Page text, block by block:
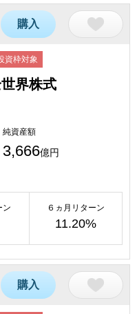
購入
資枠対象
界株式
純資産額
3,666億円
ン ６ヵ月リターン
11.20%
購入